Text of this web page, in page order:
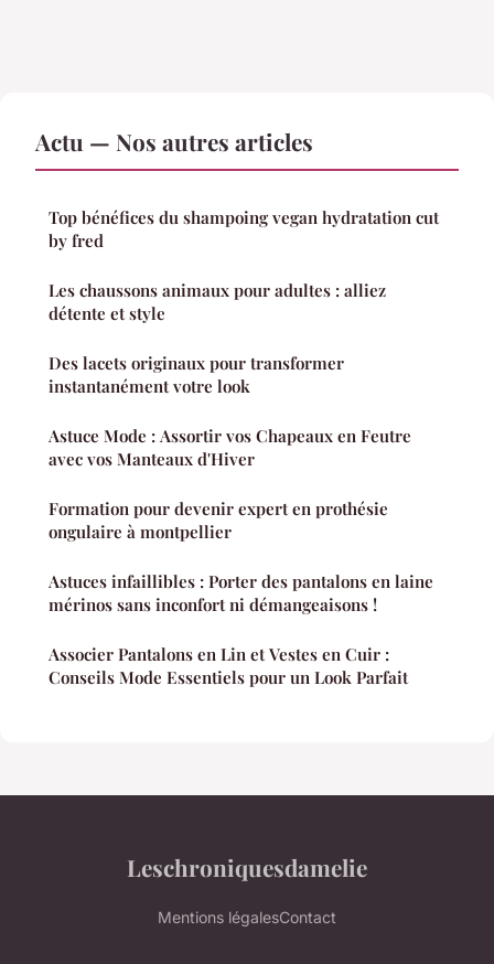
Actu — Nos autres articles
Top bénéfices du shampoing vegan hydratation cut
by fred
Les chaussons animaux pour adultes : alliez
détente et style
Des lacets originaux pour transformer
instantanément votre look
Astuce Mode : Assortir vos Chapeaux en Feutre
avec vos Manteaux d'Hiver
Formation pour devenir expert en prothésie
ongulaire à montpellier
Astuces infaillibles : Porter des pantalons en laine
mérinos sans inconfort ni démangeaisons !
Associer Pantalons en Lin et Vestes en Cuir :
Conseils Mode Essentiels pour un Look Parfait
Leschroniquesdamelie
Mentions légalesContact